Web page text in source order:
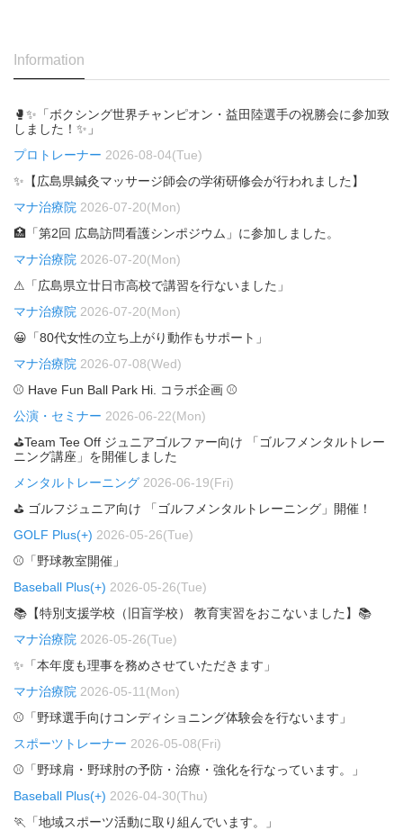
Information
🥊✨「ボクシング世界チャンピオン・益田陸選手の祝勝会に参加致
しました！✨」
プロトレーナー 2026-08-04(Tue)
✨【広島県鍼灸マッサージ師会の学術研修会が行われました】
マナ治療院 2026-07-20(Mon)
🏥「第2回 広島訪問看護シンポジウム」に参加しました。
マナ治療院 2026-07-20(Mon)
⚠「広島県立廿日市高校で講習を行ないました」
マナ治療院 2026-07-20(Mon)
😀「80代女性の立ち上がり動作もサポート」
マナ治療院 2026-07-08(Wed)
⚾ Have Fun Ball Park Hi. コラボ企画 ⚾
公演・セミナー 2026-06-22(Mon)
⛳Team Tee Off ジュニアゴルファー向け 「ゴルフメンタルトレー
ニング講座」を開催しました
メンタルトレーニング 2026-06-19(Fri)
⛳ ゴルフジュニア向け 「ゴルフメンタルトレーニング」開催！
GOLF Plus(+) 2026-05-26(Tue)
⚾「野球教室開催」
Baseball Plus(+) 2026-05-26(Tue)
📚【特別支援学校（旧盲学校） 教育実習をおこないました】📚
マナ治療院 2026-05-26(Tue)
✨「本年度も理事を務めさせていただきます」
マナ治療院 2026-05-11(Mon)
⚾「野球選手向けコンディショニング体験会を行ないます」
スポーツトレーナー 2026-05-08(Fri)
⚾「野球肩・野球肘の予防・治療・強化を行なっています。」
Baseball Plus(+) 2026-04-30(Thu)
🏃「地域スポーツ活動に取り組んでいます。」